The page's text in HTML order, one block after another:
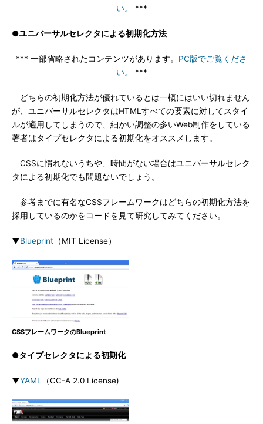
い。
***
●ユニバーサルセレクタによる初期化方法
*** 一部省略されたコンテンツがあります。 PC版でご覧くださ
い。
***
どちらの初期化方法が優れているとは一概にはいい切れません
が、ユニバーサルセレクタはHTMLすべての要素に対してスタイ
ルが適用してしまうので、細かい調整の多いWeb制作をしている
著者はタイプセレクタによる初期化をオススメします。
CSSに慣れないうちや、時間がない場合はユニバーサルセレク
タによる初期化でも問題ないでしょう。
参考までに有名なCSSフレームワークはどちらの初期化方法を
採用しているのかをコードを見て研究してみてください。
▼Blueprint （MIT License）
CSSフレームワークのBlueprint
●タイプセレクタによる初期化
▼YAML （CC-A 2.0 License)